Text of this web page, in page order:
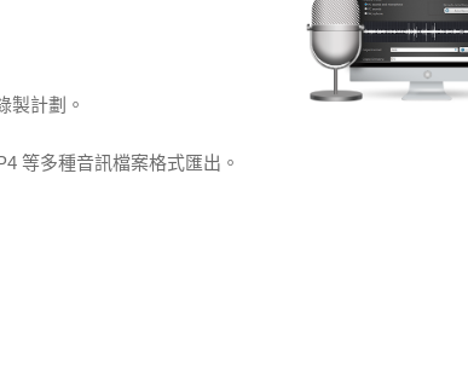
製計劃。
等多種音訊檔案格式匯出。